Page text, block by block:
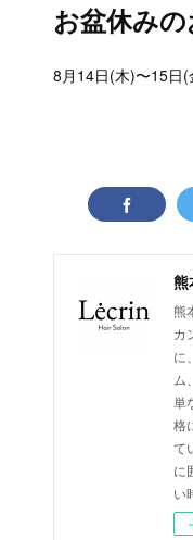
お盆休み
8月14日(木)〜15日(
熊
カ
に
ム
単
格
て
に
い